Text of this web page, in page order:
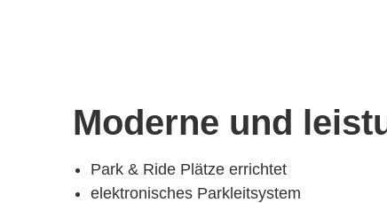
Moderne und
Park & Ride Plätze errichtet
elektronisches Parkleitsystem